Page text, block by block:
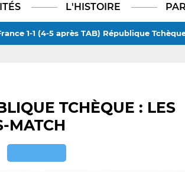
L'HISTOIRE
1-1 (4-5 après TAB) République
TCHÈQUE : LES
MATCH